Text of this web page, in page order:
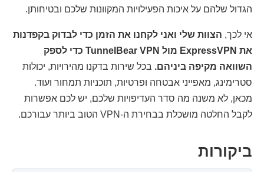
הגדול שלהם על איכות הפעילויות המקוונות שלכם ובטיחותן.
אי לכך, הצוות שלי ואני לקחנו את הזמן כדי לבדוק בקפדנות
את ExpressVPN מול TunnelBear VPN כדי לספק
השוואה מקיפה ביניהם. בכל שירות בדקנו מהירויות, יכולות
סטרימינג, מאפייני אבטחה ופרטיות, תוכניות תמחור ועוד.
מכאן, לא משנה מה סדר העדיפויות שלכם, יש לכם אפשרות
לקבל החלטה מושכלת בבחירת ה-VPN הטוב ביותר עבורכם.
ביקורות